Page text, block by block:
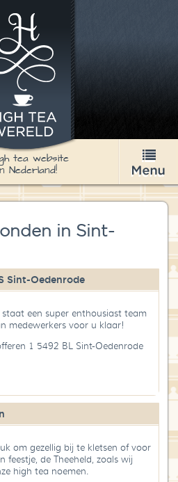
tea website
Nederland!
in Sint-
Sint-Oedenrode
staat een super enthousiast team
medewerkers voor u klaar!
1 5492 BL Sint-Oedenrode
om gezellig bij te kletsen of voor
feestje, de Theeheld, zoals wij
high tea noemen.